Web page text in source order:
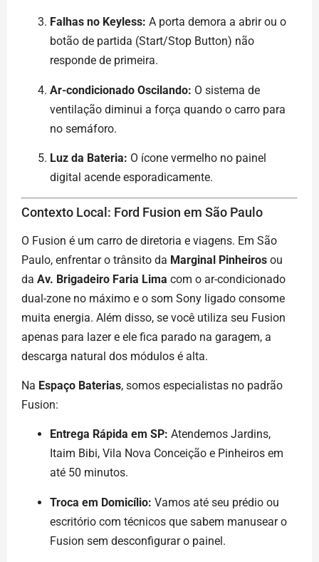
Falhas no Keyless: A porta demora a abrir ou o
botão de partida (Start/Stop Button) não
responde de primeira.
Ar-condicionado Oscilando: O sistema de
ventilação diminui a força quando o carro para
no semáforo.
Luz da Bateria: O ícone vermelho no painel
digital acende esporadicamente.
Contexto Local: Ford Fusion em São Paulo
O Fusion é um carro de diretoria e viagens. Em São
Paulo, enfrentar o trânsito da Marginal Pinheiros ou
da Av. Brigadeiro Faria Lima com o ar-condicionado
dual-zone no máximo e o som Sony ligado consome
muita energia. Além disso, se você utiliza seu Fusion
apenas para lazer e ele fica parado na garagem, a
descarga natural dos módulos é alta.
Na Espaço Baterias, somos especialistas no padrão
Fusion:
Entrega Rápida em SP: Atendemos Jardins,
Itaim Bibi, Vila Nova Conceição e Pinheiros em
até 50 minutos.
Troca em Domicílio: Vamos até seu prédio ou
escritório com técnicos que sabem manusear o
Fusion sem desconfigurar o painel.